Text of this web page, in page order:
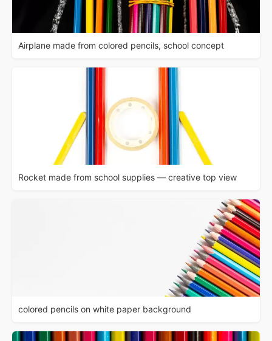
Airplane made from colored pencils, school concept
Rocket made from school supplies — creative top view
colored pencils on white paper background